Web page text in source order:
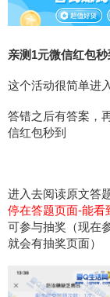
亲测1元微信红包
这个活动很简单进
答错之后有答案，
信红包秒到
进入去阅读原文答
停在答题页面-能看
可参与抽奖（现在
就会有抽奖页面）